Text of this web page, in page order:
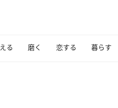
る 磨く 恋する 暮らす